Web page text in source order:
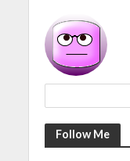
Follow Me